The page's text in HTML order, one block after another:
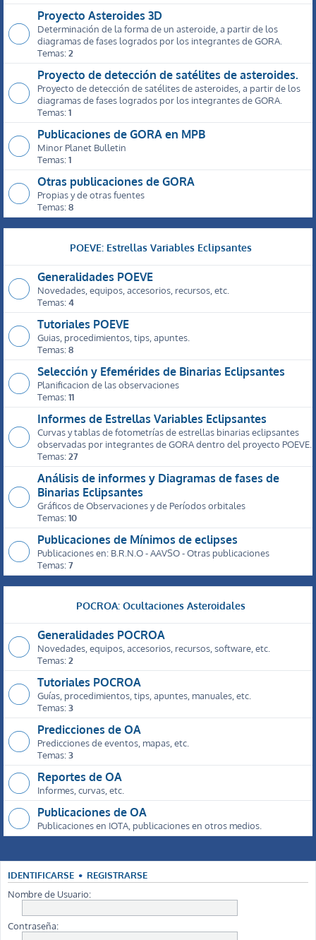
Proyecto Asteroides 3D
Determinación de la forma de un asteroide, a partir de los
diagramas de fases logrados por los integrantes de GORA.
Temas:2
Proyecto de detección de satélites de asteroides.
Proyecto de detección de satélites de asteroides, a partir de los
diagramas de fases logrados por los integrantes de GORA.
Temas:1
Publicaciones de GORA en MPB
Minor Planet Bulletin
Temas:1
Otras publicaciones de GORA
Propias y de otras fuentes
Temas:8
POEVE: Estrellas Variables Eclipsantes
Generalidades POEVE
Novedades, equipos, accesorios, recursos, etc.
Temas:4
Tutoriales POEVE
Guias, procedimientos, tips, apuntes.
Temas:8
Selección y Efemérides de Binarias Eclipsantes
Planificacion de las observaciones
Temas:11
Informes de Estrellas Variables Eclipsantes
Curvas y tablas de fotometrías de estrellas binarias eclipsantes
observadas por integrantes de GORA dentro del proyecto POEVE.
Temas:27
Análisis de informes y Diagramas de fases de
Binarias Eclipsantes
Gráficos de Observaciones y de Períodos orbitales
Temas:10
Publicaciones de Mínimos de eclipses
Publicaciones en: B.R.N.O - AAVSO - Otras publicaciones
Temas:7
POCROA: Ocultaciones Asteroidales
Generalidades POCROA
Novedades, equipos, accesorios, recursos, software, etc.
Temas:2
Tutoriales POCROA
Guías, procedimientos, tips, apuntes, manuales, etc.
Temas:3
Predicciones de OA
Predicciones de eventos, mapas, etc.
Temas:3
Reportes de OA
Informes, curvas, etc.
Publicaciones de OA
Publicaciones en IOTA, publicaciones en otros medios.
IDENTIFICARSE • REGISTRARSE
Nombre de Usuario:
Contraseña: